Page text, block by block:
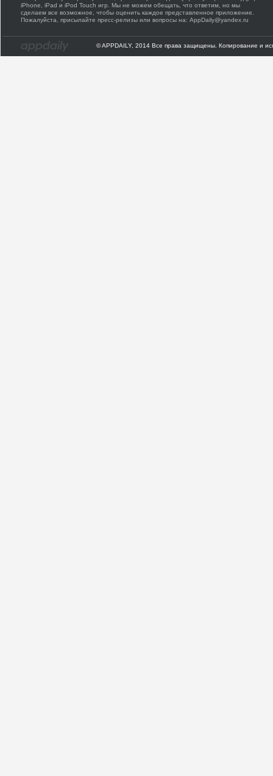
iPhone, iPad и iPod Touch игр. Мы не можем обещать, что ответим, но мы
сделаем все возможное, чтобы оценить каждое представленное приложение.
Пожалуйста, присылайте пресс-релизы или вопросы на: AppDaily@yandex.ru
© APPDAILY, 2014 Все права защищены. Копирование и